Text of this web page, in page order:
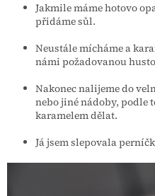
Jakmile máme hotovo
přidáme sůl.
Neustále mícháme a
námi požadovanou
Nakonec nalijeme do
nebo jiné nádoby, podle
karamelem dělat.
Já jsem slepovala